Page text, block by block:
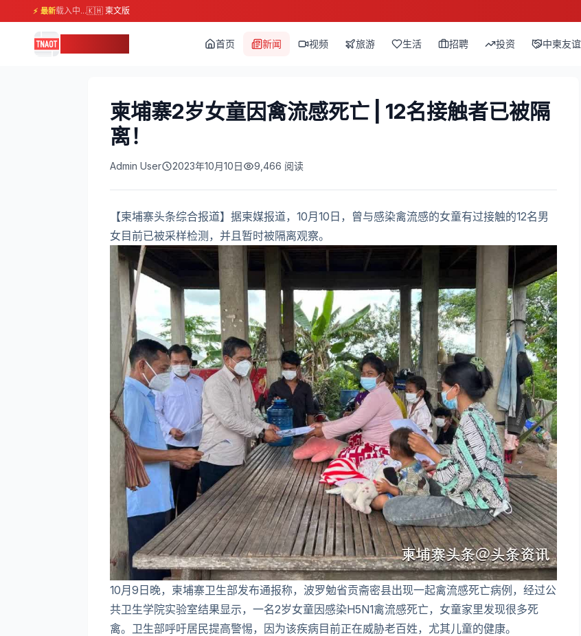
⚡ 最新载入中...🇰🇭 柬文版
首页 新闻 视频 旅游 生活 招聘 投资 中柬友谊
柬埔寨2岁女童因禽流感死亡 | 12名接触者已被隔
离！
Admin User 2023年10月10日 9,466 阅读
【柬埔寨头条综合报道】据柬媒报道，10月10日，曾与感染禽流感的女童有过接触的12名男
女目前已被采样检测，并且暂时被隔离观察。
10月9日晚，柬埔寨卫生部发布通报称，波罗勉省贡斋密县出现一起禽流感死亡病例，经过公
共卫生学院实验室结果显示，一名2岁女童因感染H5N1禽流感死亡，女童家里发现很多死
禽。卫生部呼吁居民提高警惕，因为该疾病目前正在威胁老百姓，尤其儿童的健康。